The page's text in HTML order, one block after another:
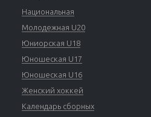
Национальная
Молодежная U20
Юниорская U18
Юношеская U17
Юношеская U16
Женский хоккей
Календарь сборных